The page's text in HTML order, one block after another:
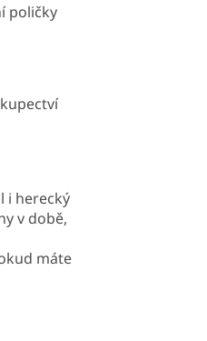
poličky
i herecký
v době,
máte